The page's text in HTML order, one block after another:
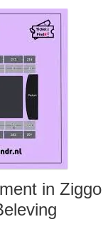
in Ziggo